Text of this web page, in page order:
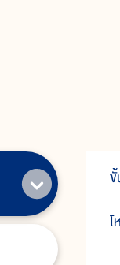
โ